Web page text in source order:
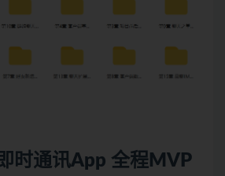
时通讯App 全程MVP